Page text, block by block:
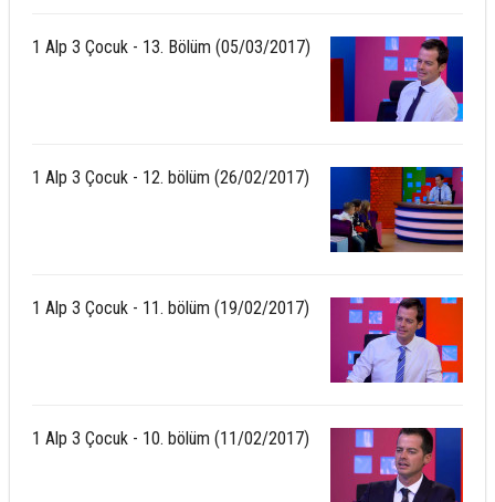
1 Alp 3 Çocuk - 13. Bölüm (05/03/2017)
1 Alp 3 Çocuk - 12. bölüm (26/02/2017)
1 Alp 3 Çocuk - 11. bölüm (19/02/2017)
1 Alp 3 Çocuk - 10. bölüm (11/02/2017)